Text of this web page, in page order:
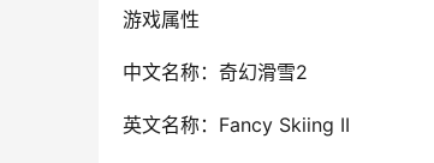
游戏属性
中文名称：奇幻滑雪2
英文名称：Fancy Skiing II